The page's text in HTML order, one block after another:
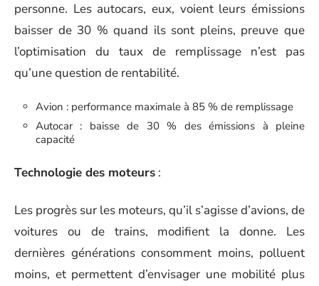
personne. Les autocars, eux, voient leurs émissions
baisser de 30 % quand ils sont pleins, preuve que
l’optimisation du taux de remplissage n’est pas
qu’une question de rentabilité.
Avion : performance maximale à 85 % de remplissage
Autocar : baisse de 30 % des émissions à pleine
capacité
Technologie des moteurs :
Les progrès sur les moteurs, qu’il s’agisse d’avions, de
voitures ou de trains, modifient la donne. Les
dernières générations consomment moins, polluent
moins, et permettent d’envisager une mobilité plus